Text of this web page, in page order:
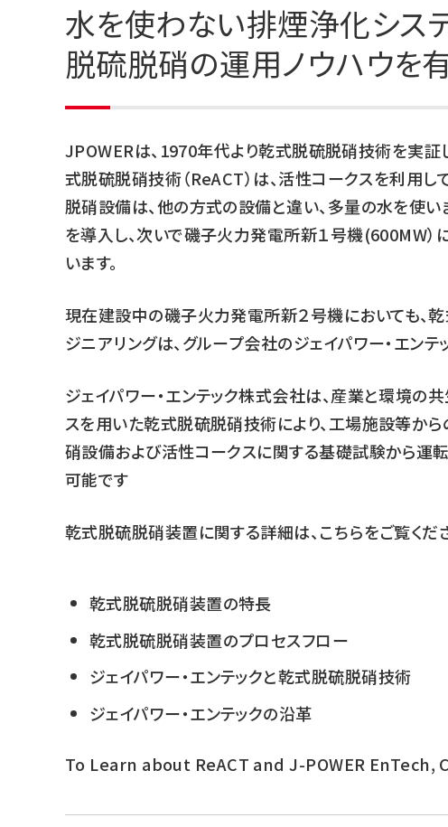
水を使わない排煙浄化シス
脱硫脱硝の運用ノウハウを有
JPOWERは、1970年代より乾式脱硫脱硝技術を実証
式脱硫脱硝技術（ReACT）は、活性コークスを利用
脱硝設備は、他の方式の設備と違い、多量の水を使
を導入し、次いで磯子火力発電所新１号機(600MW
います。
現在建設中の磯子火力発電所新２号機においても、
ジニアリングは、グループ会社のジェイパワー・エンテ
ジェイパワー・エンテック株式会社は、産業と環境の
スを用いた乾式脱硫脱硝技術により、工場施設等か
硝設備および活性コークスに関する基礎試験から運
可能です
乾式脱硫脱硝装置に関する詳細は、こちらをご覧くだ
乾式脱硫脱硝装置の特長
乾式脱硫脱硝装置のプロセスフロー
ジェイパワー・エンテックと乾式脱硫脱硝技術
ジェイパワー・エンテックの沿革
To Learn about ReACT and J-POWER EnTech,